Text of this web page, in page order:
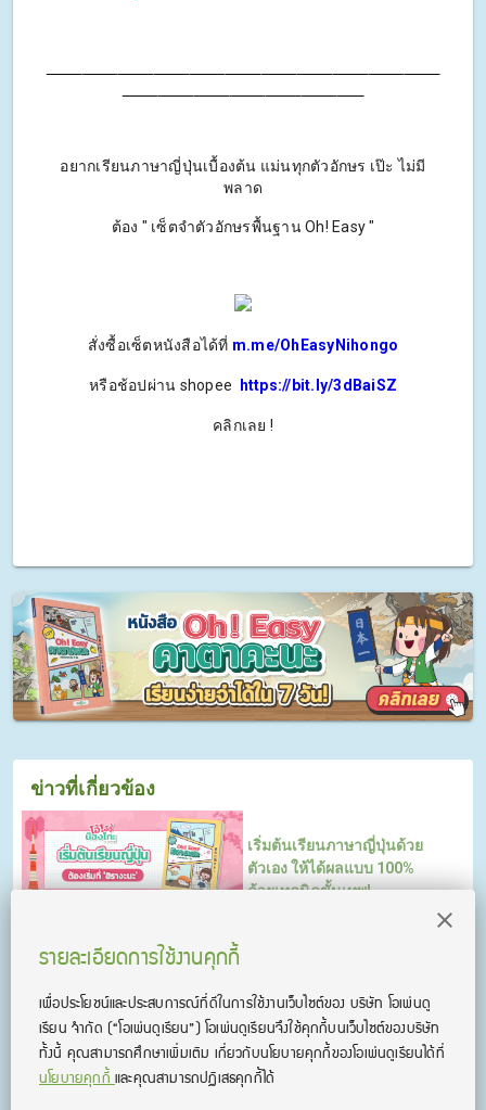
อยากเรียนภาษาญี่ปุ่นเบื้องต้น แม่นทุกตัวอักษร เป๊ะ ไม่มี
พลาด
ต้อง " เซ็ตจำตัวอักษรพื้นฐาน Oh! Easy "
สั่งซื้อเซ็ตหนังสือได้ที่ m.me/OhEasyNihongo
หรือช้อปผ่าน shopee https://bit.ly/3dBaiSZ
คลิกเลย !
ข่าวที่เกี่ยวข้อง
เริ่มต้นเรียนภาษาญี่ปุ่นด้วย
ตัวเอง ให้ได้ผลแบบ 100%
ด้วยเทคนิคขั้นเทพ!
ด้วยเทคนิคลัดจำอักษร "ฮิรา
งะนะ" ใน 7 วัน
รายละเอียดการใช้งานคุกกี้
เพื่อประโยชน์และประสบการณ์ที่ดีในการใช้งานเว็บไซต์ของ บริษัท โอเพ่นดู
เรียน จํากัด (“โอเพ่นดูเรียน”)โอเพ่นดูเรียนจึงใช้คุกกี้บนเว็บไซต์ของบริษัท
ทั้งนี้ คุณสามารถศึกษาเพิ่มเติม เกี่ยวกับนโยบายคุกกี้ของโอเพ่นดูเรียนได้ที่
นโยบายคุกกี้และคุณสามารถปฏิเสธคุกกี้ได้